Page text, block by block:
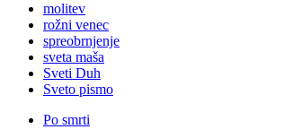
molitev
rožni venec
spreobrnjenje
sveta maša
Sveti Duh
Sveto pismo
Po smrti